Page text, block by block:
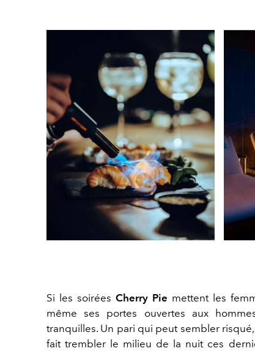
Si les soirées Cherry Pie mettent les
même ses portes ouvertes aux
tranquilles. Un pari qui peut sembler
fait trembler le milieu de la nuit ces